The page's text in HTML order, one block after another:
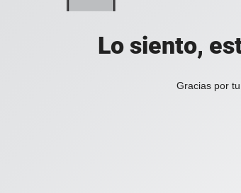
Lo siento,
Gracias por